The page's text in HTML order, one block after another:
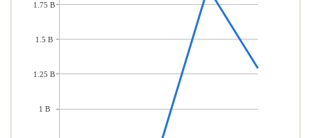
1.75 B
1.5 B
1.25 B
1 B